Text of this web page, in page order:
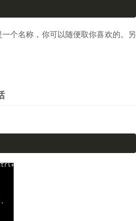
一个名称，你可以随便取你喜欢的。另